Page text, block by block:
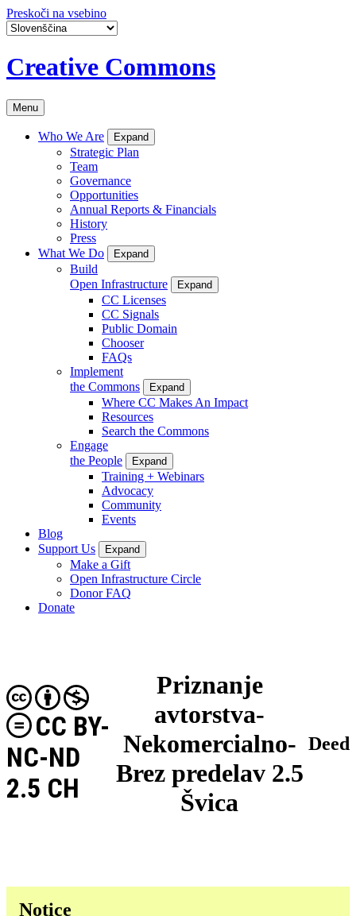
Preskoči na vsebino
Creative Commons
Menu
Who We Are Expand
Strategic Plan
Team
Governance
Opportunities
Annual Reports & Financials
History
Press
What We Do
Expand
Build
Open Infrastructure
Expand
CC Licenses
CC Signals
Public Domain
Chooser
FAQs
Implement
the Commons
Expand
Where CC Makes An Impact
Resources
Search the Commons
Engage
the People
Expand
Training + Webinars
Advocacy
Community
Events
Blog
Support Us
Expand
Make a Gift
Open Infrastructure Circle
Donor FAQ
Donate
Priznanje
avtorstva-
Nekomercialno-
Brez predelav 2.5
Švica
CC BY-
NC-ND
2.5 CH
Deed
Notice